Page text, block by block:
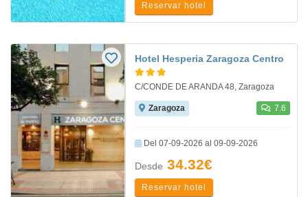
Reservar hotel
Hotel Hesperia Zaragoza Centro
C/CONDE DE ARANDA 48, Zaragoza
Zaragoza 7.6
Del 07-09-2026 al 09-09-2026
Desde 34.32€
Reservar hotel